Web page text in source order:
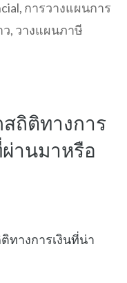
, การวางแผนการ
ว, วางแผนภาษี
ถิติทางการ
านมาหรือ
างการเงินที่น่า